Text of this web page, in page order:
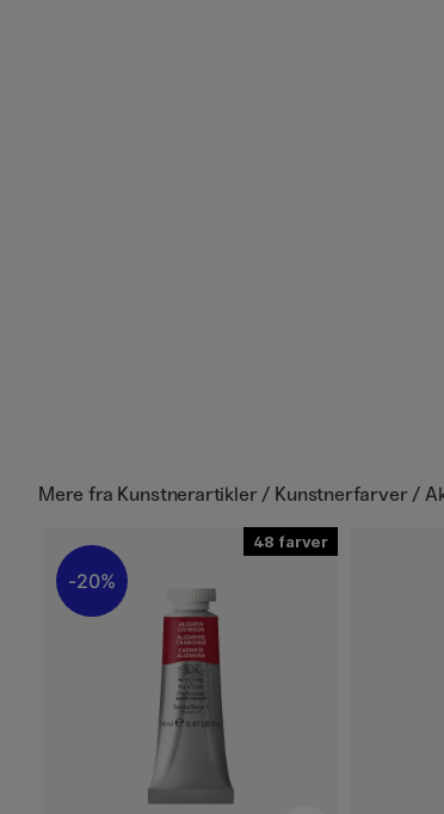
Mere fra Kunstnerartikler / Kunstnerfarver /
48
20%